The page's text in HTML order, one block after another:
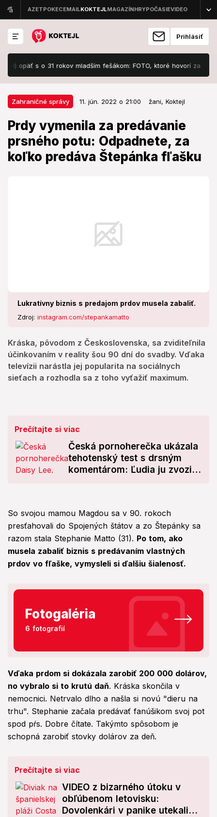
Prihlásiť
s o 31 rokov mladším fešákom: FOTO, ktoré hovorí za všetko!
Zahraničné správy 11. jún. 2022 o 21:00 žani, Koktejl
Prdy vymenila za predávanie
prsného potu: Odpadnete, za
koľko predáva Štepánka fľašku
Lukratívny biznis s predajom prdov musela zabaliť.
Zdroj: instagram.com/stepankamatto
Kráska, pôvodom z Československa, sa zviditeľnila
účinkovaním v reality šou 90 dní do svadby. Vďaka
televízii narástla jej popularita na sociálnych
sieťach a rozhodla sa z toho vyťažiť maximum.
Zahraničné správy 11. jún. 2022 o 21:00
Prdy vymenila za predávanie
prsného potu: Odpadnete, za
koľko predáva Štepánka fľašku
Prečítajte si viac
Česká pornoherečka ukázala
tehotenský test s drsným
komentárom: Ľudia ju zvozili
So svojou mamou Magdou sa v 90. rokoch
presťahovali do Spojených štátov a zo Štepánky sa
razom stala Stephanie Matto (31). Po tom, ako
musela zabaliť biznis s predávaním vlastných
prdov vo fľaške, vymysleli si ďalšiu šialenosť.
Fotogaléria
6 fotografií
Vďaka prdom si dokázala zarobiť 200 000 dolárov,
no vybralo si to krutú daň. Kráska skončila v
nemocnici. Netrvalo dlho a našla si novú "dieru na
trhu". Stephanie začala predávať fanúšikom svoj pot
spod pŕs. Dobre čítate. Takýmto spôsobom je
schopná zarobiť stovky dolárov za deň.
Prečítajte si viac
VIDEO z bizarného útoku v
obľúbenom letovisku:
Dovolenkári v panike utekali